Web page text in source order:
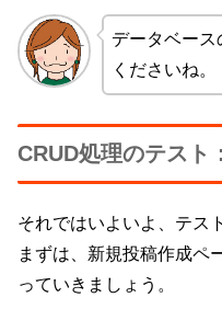
データベース
くださいね。
CRUD処理のテスト
それではいよいよ、テス
まずは、新規投稿作成ペ
っていきましょう。